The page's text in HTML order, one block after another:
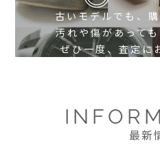
古いモデルでも、
汚れや傷があって
ぜひ一度、査定に
最新